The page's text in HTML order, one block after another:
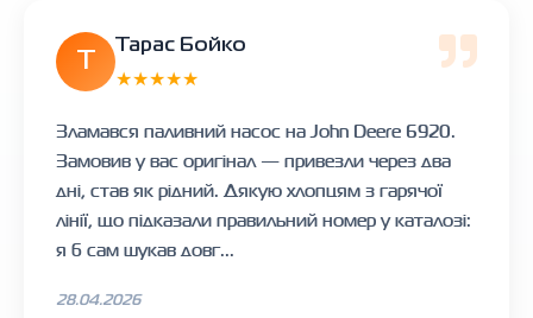
Тарас Бойко
★★★★★
Зламався паливний насос на John Deere 6920.
Замовив у вас оригінал — привезли через два
дні, став як рідний. Дякую хлопцям з гарячої
лінії, що підказали правильний номер у каталозі:
я б сам шукав довг...
28.04.2026